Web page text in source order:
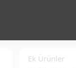
Ek Ürünler